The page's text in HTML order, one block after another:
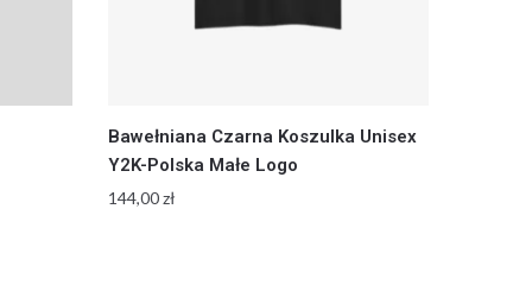
Bawełniana Czarna Koszulka Unisex
Y2K-Polska Małe Logo
144,00zł